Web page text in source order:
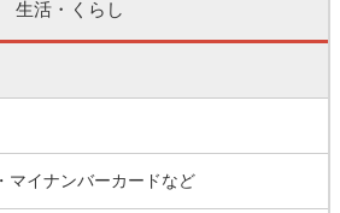
生活・くらし
マイナンバーカードなど